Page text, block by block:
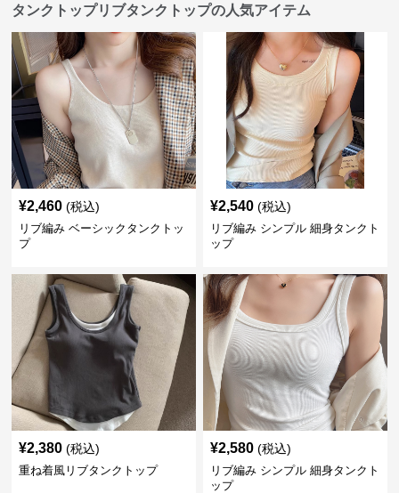
タンクトップリブタンクトップの人気アイテム
¥2,460 (税込)
リブ編み ベーシックタンクトッ
プ
¥2,540 (税込)
リブ編み シンプル 細身タンクト
ップ
¥2,380 (税込)
重ね着風リブタンクトップ
¥2,580 (税込)
リブ編み シンプル 細身タンクト
ップ